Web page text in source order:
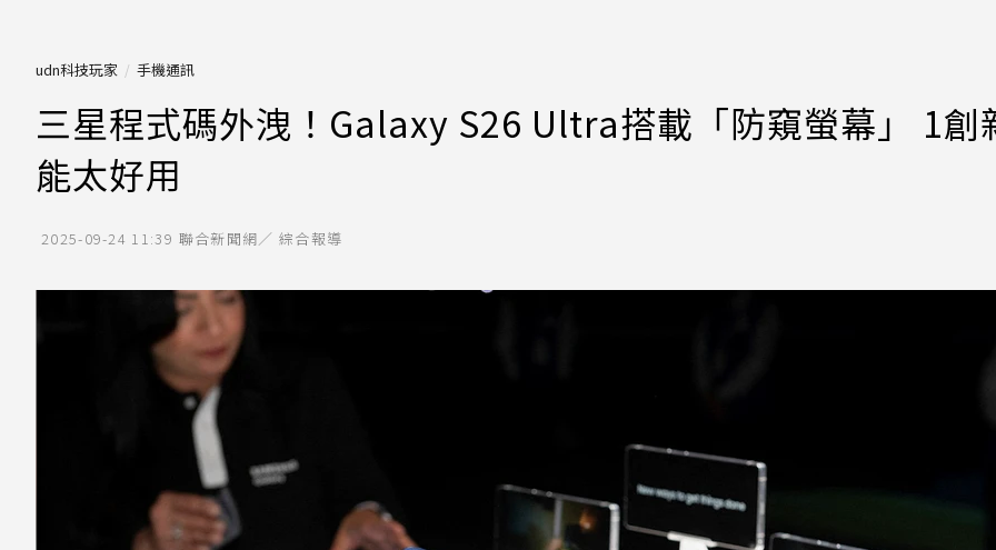
udn科技玩家 手機通訊
三星程式碼外洩！Galaxy S26 Ultra搭載「防窺螢幕」 1創
能太好用
2025-09-24 11:39 聯合新聞網／ 綜合報導